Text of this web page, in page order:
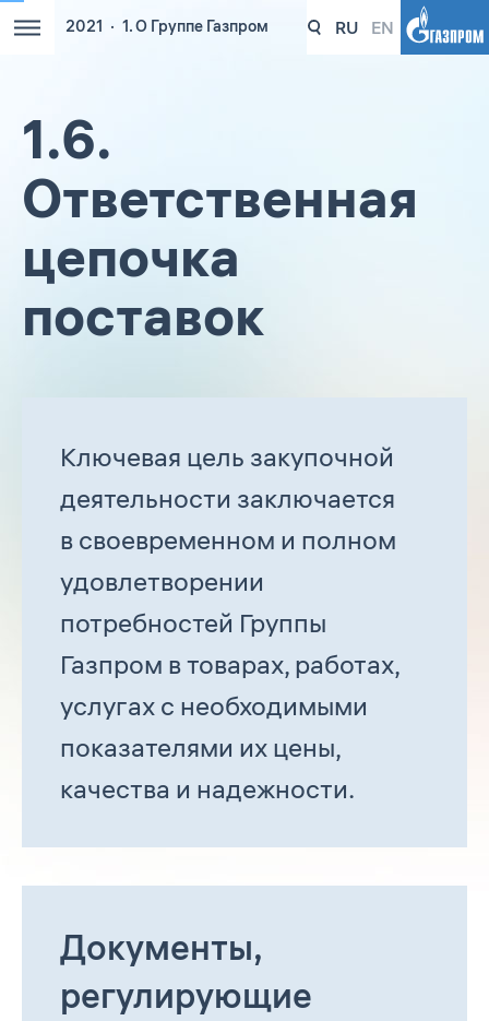
2021 1. О Группе Газпром RU EN
1.6.
Ответственная
цепочка
поставок
Ключевая цель закупочной
деятельности заключается
в своевременном и полном
удовлетворении
потребностей Группы
Газпром в товарах, работах,
услугах с необходимыми
показателями их цены,
качества и надежности.
Документы,
регулирующие